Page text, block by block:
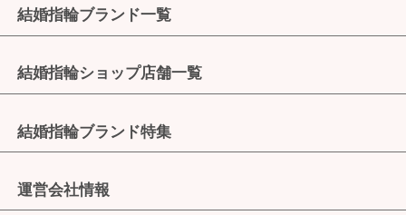
結婚指輪ブランド一覧
結婚指輪ショップ店舗一覧
結婚指輪ブランド特集
運営会社情報